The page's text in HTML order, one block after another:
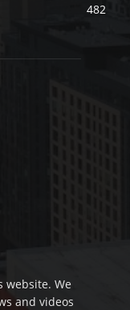
482
website. We
and videos